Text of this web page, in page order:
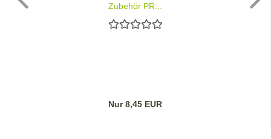
Zubehör PR...
Nur 8,45 EUR